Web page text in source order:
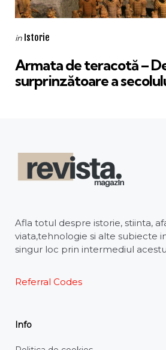
Categories
Posted
in Istorie
Armata de teracotă –
surprinzătoare a
Afla totul despre istorie, stiinta,
viata,tehnologie si alte subiecte
singur loc prin intermediul
Referral Codes
Info